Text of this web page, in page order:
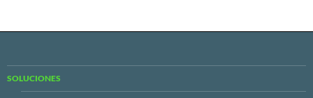
SOLUCIONES